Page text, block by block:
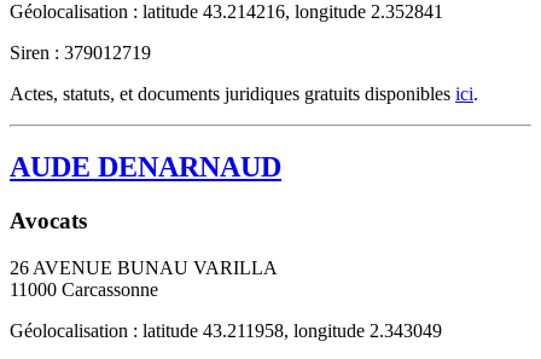
Géolocalisation : latitude 43.214216, longitude 2.352841
Siren : 379012719
Actes, statuts, et documents juridiques gratuits disponibles ici.
AUDE DENARNAUD
Avocats
26 AVENUE BUNAU VARILLA
11000 Carcassonne
Géolocalisation : latitude 43.211958, longitude 2.343049